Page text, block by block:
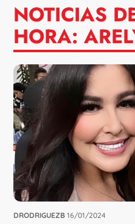
NOTICIAS
HORA:
DRODRIGUEZB 16/01/2024